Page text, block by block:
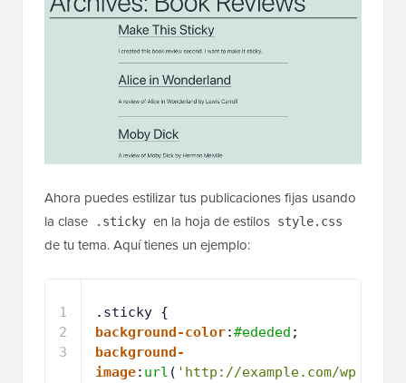
Ahora puedes estilizar tus publicaciones fijas usando
la clase
.sticky en la hoja de estilos style.css
de tu tema. Aquí tienes un ejemplo:
1
2
3
.sticky {
background-color:#ededed ;
background-
image: url ( 'http://example.com/wp